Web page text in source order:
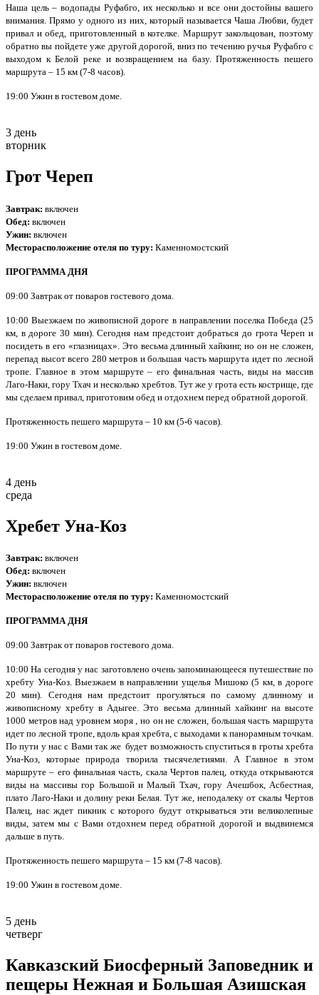
Наша цель – водопады Руфабго, их несколько и все они достойны вашего
внимания. Прямо у одного из них, который называется Чаша Любви, будет
привал и обед, приготовленный в котелке. Маршрут закольцован, поэтому
обратно вы пойдете уже другой дорогой, вниз по течению ручья Руфабго с
выходом к Белой реке и возвращением на базу. Протяженность пешего
маршрута – 15 км (7-8 часов).
19:00 Ужин в гостевом доме.
3 день
вторник
Грот Череп
Завтрак: включен
Обед: включен
Ужин: включен
Месторасположение отеля по туру: Каменномостский
ПРОГРАММА ДНЯ
09:00 Завтрак от поваров гостевого дома.
10:00 Выезжаем по живописной дороге в направлении поселка Победа (25
км, в дороге 30 мин). Сегодня нам предстоит добраться до грота Череп и
посидеть в его «глазницах». Это весьма длинный хайкинг, но он не сложен,
перепад высот всего 280 метров и большая часть маршрута идет по лесной
тропе. Главное в этом маршруте – его финальная часть, виды на массив
Лаго-Наки, гору Тхач и несколько хребтов. Тут же у грота есть кострище, где
мы сделаем привал, приготовим обед и отдохнем перед обратной дорогой.
Протяженность пешего маршрута – 10 км (5-6 часов).
19:00 Ужин в гостевом доме.
4 день
среда
Хребет Уна-Коз
Завтрак: включен
Обед: включен
Ужин: включен
Месторасположение отеля по туру: Каменномостский
ПРОГРАММА ДНЯ
09:00 Завтрак от поваров гостевого дома.
10:00 На сегодня у нас заготовлено очень запоминающееся путешествие по
хребту Уна-Коз. Выезжаем в направлении ущелья Мишоко (5 км, в дороге
20 мин). Сегодня нам предстоит прогуляться по самому длинному и
живописному хребту в Адыгее. Это весьма длинный хайкинг на высоте
1000 метров над уровнем моря , но он не сложен, большая часть маршрута
идет по лесной тропе, вдоль края хребта, с выходами к панорамным точкам.
По пути у нас с Вами так же будет возможность спуститься в гроты хребта
Уна-Коз, которые природа творила тысячелетиями. А Главное в этом
маршруте – его финальная часть, скала Чертов палец, откуда открываются
виды на массивы гор Большой и Малый Тхач, гору Ачешбок, Асбестная,
плато Лаго-Наки и долину реки Белая. Тут же, неподалеку от скалы Чертов
Палец, нас ждет пикник с которого будут открываться эти великолепные
виды, затем мы с Вами отдохнем перед обратной дорогой и выдвинемся
дальше в путь.
Протяженность пешего маршрута – 15 км (7-8 часов).
19:00 Ужин в гостевом доме.
5 день
четверг
Кавказский Биосферный Заповедник и
пещеры Нежная и Большая Азишская